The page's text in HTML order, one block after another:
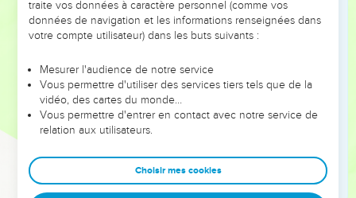
*Gomorrhe, révolte de Qoré) (5-16). Certains de ces
exemples ne se trouvent pas dans les textes bibliques mais
« Mais vous, mes chers amis... » (17 et 20) continue Jude :
après le sombre tableau du jugement passé et futur, Jude
demande d’user d’amour envers les égarés : « ayez de la
La lettre se termine par une admirable prière à la gloire de
traite vos données à caractère personnel (comme vos
données de navigation et les informations renseignées dans
votre compte utilisateur) dans les buts suivants :
Mesurer l'audience de notre service
Vous permettre d'utiliser des services tiers tels que de la
vidéo, des cartes du monde…
Vous permettre d'entrer en contact avec notre service de
relation aux utilisateurs.
Choisir mes cookies